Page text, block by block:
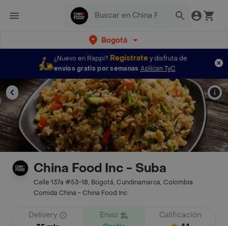
Bogotá
¿Nuevo en Rappi? Regístratey disfruta de
envíos gratis por semanas Aplican TyC
China Food Inc - Suba
Calle 137a #53-18, Bogotá, Cundinamarca, Colombia
Comida China - China Food Inc
Delivery
Envío
Calificación